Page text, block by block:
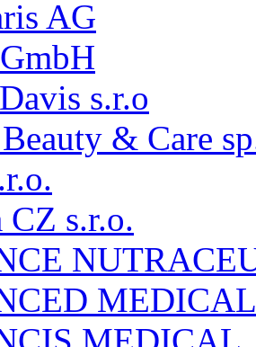
AG
s.r.o
& Care
s.r.o.